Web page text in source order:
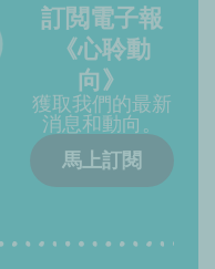
訂閲電子報
《心聆動
向》
獲取我們的最新
消息和動向。
馬上訂閱